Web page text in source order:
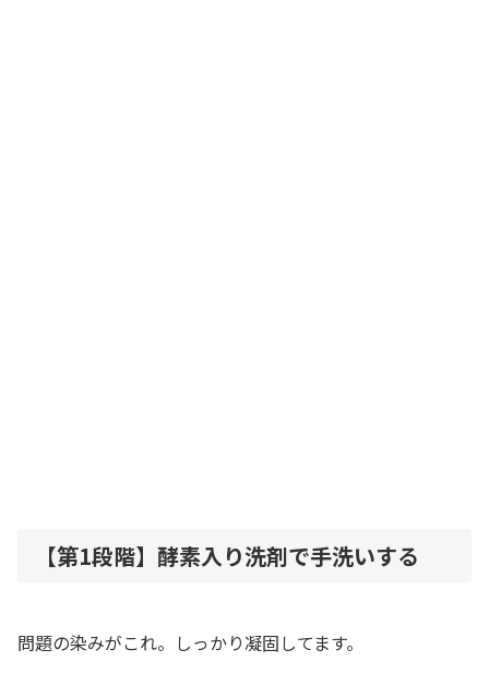
【第1段階】酵素入り洗剤で手洗いする
問題の染みがこれ。しっかり凝固してます。